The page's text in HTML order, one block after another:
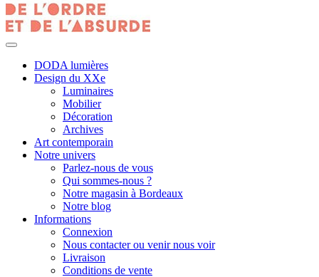
DODA lumières
Design du XXe
Luminaires
Mobilier
Décoration
Archives
Art contemporain
Notre univers
Parlez-nous de vous
Qui sommes-nous ?
Notre magasin à Bordeaux
Notre blog
Informations
Connexion
Nous contacter ou venir nous voir
Livraison
Conditions de vente